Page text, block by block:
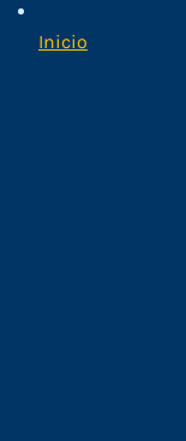
Inicio